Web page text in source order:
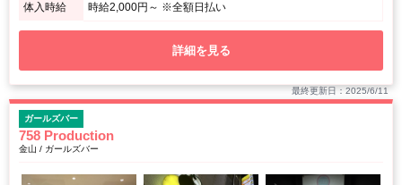
体入時給 時給2,000円～ ※全額日払い
詳細を見る
最終更新日：2025/6/11
ガールズバー
758 Production
金山 / ガールズバー